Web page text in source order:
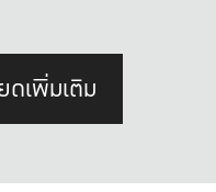
ดเพิ่มเติม